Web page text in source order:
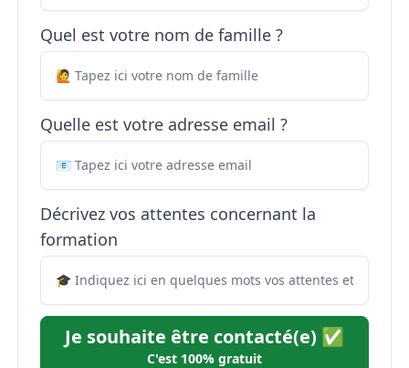
Quel est votre nom de famille ?
Quelle est votre adresse email ?
Décrivez vos attentes concernant la
formation
Je souhaite être contacté(e) ✅
C'est 100% gratuit